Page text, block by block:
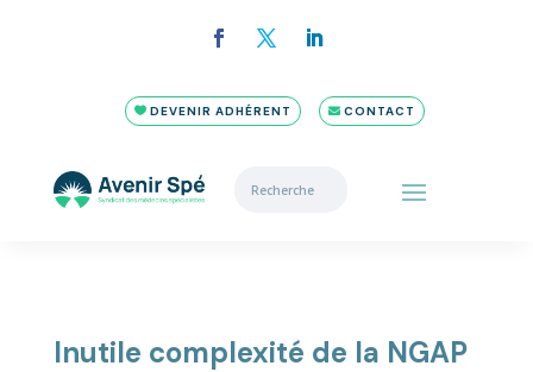
DEVENIR ADHÉRENT CONTACT
Inutile complexité de la NGAP